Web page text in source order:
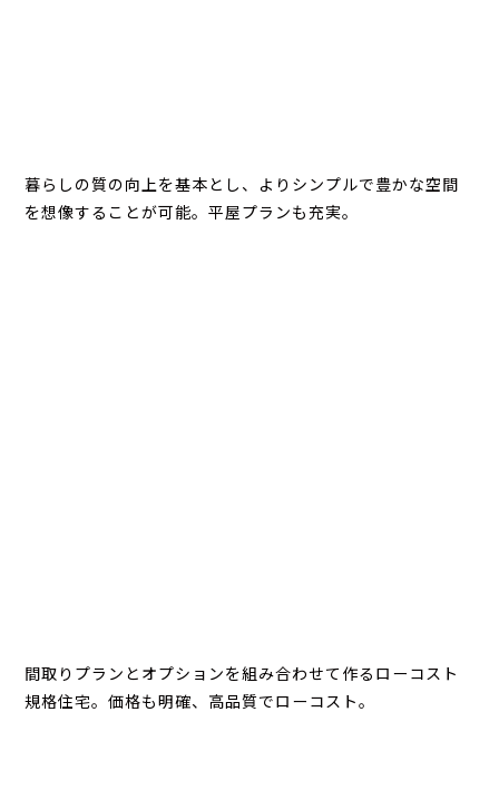
暮らしの質の向上を基本とし、よりシンプルで豊かな空間
を想像することが可能。平屋プランも充実。
間取りプランとオプションを組み合わせて作るローコスト
規格住宅。価格も明確、高品質でローコスト。